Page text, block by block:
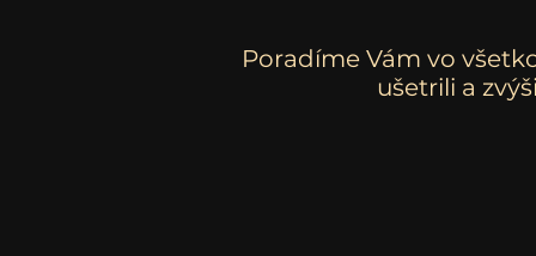
Poradíme Vám vo
ušetrili a